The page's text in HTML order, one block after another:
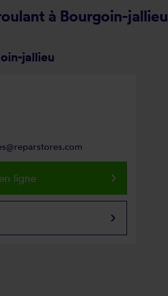
à Bourgoin-jallieu
jallieu
ligne keyboard_arrow_right
keyboard_arrow_right